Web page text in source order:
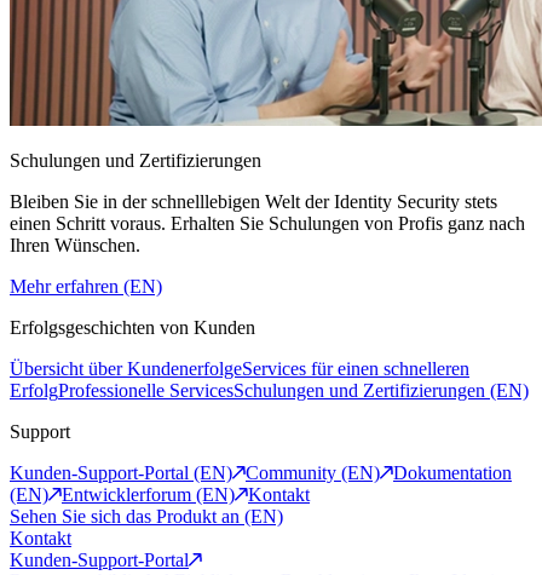
Schulungen und Zertifizierungen
Bleiben Sie in der schnelllebigen Welt der Identity Security stets
einen Schritt voraus. Erhalten Sie Schulungen von Profis ganz nach
Ihren Wünschen.
Mehr erfahren (EN)
Erfolgsgeschichten von Kunden
Übersicht über KundenerfolgeServices für einen schnelleren
ErfolgProfessionelle ServicesSchulungen und Zertifizierungen (EN)
Support
Kunden-Support-Portal (EN)
Community (EN)
Dokumentation
(EN)
Entwicklerforum (EN)
Kontakt
Sehen Sie sich das Produkt an (EN)
Kontakt
Kunden-Support-Portal